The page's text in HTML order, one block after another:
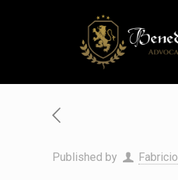
Published by Fabricio